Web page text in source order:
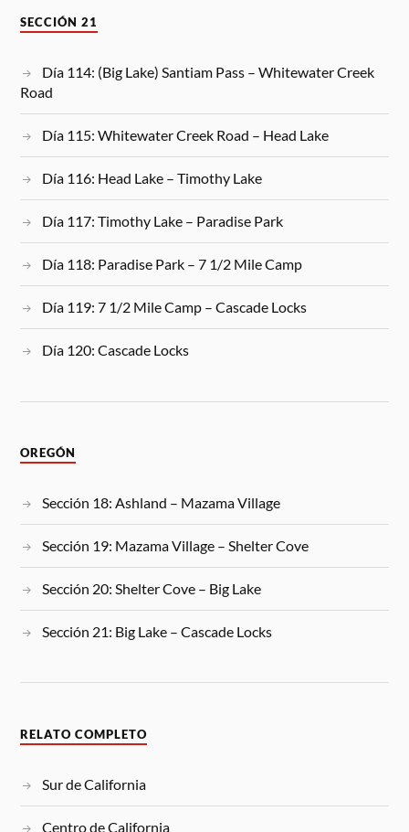
SECCIÓN 21
Día 114: (Big Lake) Santiam Pass – Whitewater Creek
Road
Día 115: Whitewater Creek Road – Head Lake
Día 116: Head Lake – Timothy Lake
Día 117: Timothy Lake – Paradise Park
Día 118: Paradise Park – 7 1/2 Mile Camp
Día 119: 7 1/2 Mile Camp – Cascade Locks
Día 120: Cascade Locks
OREGÓN
Sección 18: Ashland – Mazama Village
Sección 19: Mazama Village – Shelter Cove
Sección 20: Shelter Cove – Big Lake
Sección 21: Big Lake – Cascade Locks
RELATO COMPLETO
Sur de California
Centro de California